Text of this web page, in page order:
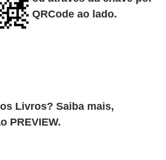
QRCode ao lado.
Livros? Saiba mais,
PREVIEW.